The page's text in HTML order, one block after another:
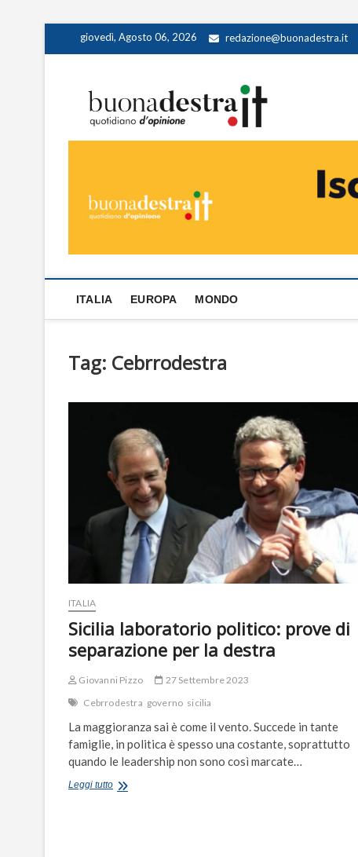
giovedì, Agosto 06, 2026 redazione@buonadestra.it
ITALIA EUROPA MONDO
Tag: Cebrrodestra
ITALIA
Sicilia laboratorio politico: prove di
separazione per la destra
Giovanni Pizzo
27 Settembre 2023
Cebrrodestra governo sicilia
La maggioranza sai è come il vento. Succede in tante
famiglie, in politica è spesso una costante, soprattutto
quando le leadership non sono così marcate…
Leggi tuttoSicilia